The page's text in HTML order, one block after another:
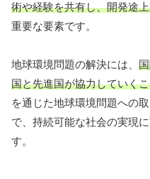
術や経験を共有し、開発途
重要な要素です。
地球環境問題の解決には、
国と先進国が協力していく
を通じた地球環境問題への
で、持続可能な社会の実現
す。